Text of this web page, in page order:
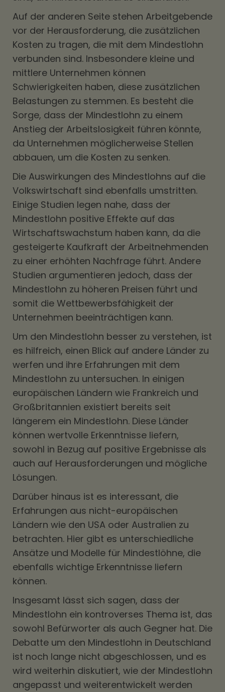
Auf der anderen Seite stehen Arbeitgebende
vor der Herausforderung, die zusätzlichen
Kosten zu tragen, die mit dem Mindestlohn
verbunden sind. Insbesondere kleine und
mittlere Unternehmen können
Schwierigkeiten haben, diese zusätzlichen
Belastungen zu stemmen. Es besteht die
Sorge, dass der Mindestlohn zu einem
Anstieg der Arbeitslosigkeit führen könnte,
da Unternehmen möglicherweise Stellen
abbauen, um die Kosten zu senken.
Die Auswirkungen des Mindestlohns auf die
Volkswirtschaft sind ebenfalls umstritten.
Einige Studien legen nahe, dass der
Mindestlohn positive Effekte auf das
Wirtschaftswachstum haben kann, da die
gesteigerte Kaufkraft der Arbeitnehmenden
zu einer erhöhten Nachfrage führt. Andere
Studien argumentieren jedoch, dass der
Mindestlohn zu höheren Preisen führt und
somit die Wettbewerbsfähigkeit der
Unternehmen beeinträchtigen kann.
Um den Mindestlohn besser zu verstehen, ist
es hilfreich, einen Blick auf andere Länder zu
werfen und ihre Erfahrungen mit dem
Mindestlohn zu untersuchen. In einigen
europäischen Ländern wie Frankreich und
Großbritannien existiert bereits seit
längerem ein Mindestlohn. Diese Länder
können wertvolle Erkenntnisse liefern,
sowohl in Bezug auf positive Ergebnisse als
auch auf Herausforderungen und mögliche
Lösungen.
Darüber hinaus ist es interessant, die
Erfahrungen aus nicht-europäischen
Ländern wie den USA oder Australien zu
betrachten. Hier gibt es unterschiedliche
Ansätze und Modelle für Mindestlöhne, die
ebenfalls wichtige Erkenntnisse liefern
können.
Insgesamt lässt sich sagen, dass der
Mindestlohn ein kontroverses Thema ist, das
sowohl Befürworter als auch Gegner hat. Die
Debatte um den Mindestlohn in Deutschland
ist noch lange nicht abgeschlossen, und es
wird weiterhin diskutiert, wie der Mindestlohn
angepasst und weiterentwickelt werden